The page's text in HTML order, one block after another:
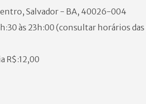
Salvador - BA, 40026-004
às 23h:00 (consultar horários das
R$:12,00